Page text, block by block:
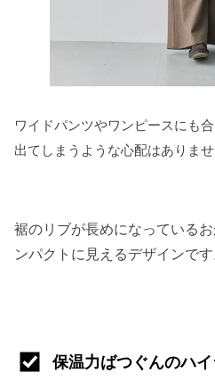
ワイドパンツやワンピースにも
出てしまうような心配はありませ
裾のリブが長めになっている
ンパクトに見えるデザインです
保温力ばつぐんのハ